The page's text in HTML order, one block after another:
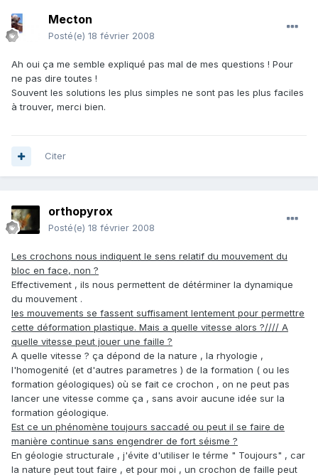
Mecton
Posté(e) 18 février 2008
Ah oui ça me semble expliqué pas mal de mes questions ! Pour
ne pas dire toutes !
Souvent les solutions les plus simples ne sont pas les plus faciles
à trouver, merci bien.
Citer
orthopyrox
Posté(e) 18 février 2008
Les crochons nous indiquent le sens relatif du mouvement du
bloc en face, non ?
Effectivement , ils nous permettent de détérminer la dynamique
du mouvement .
les mouvements se fassent suffisament lentement pour permettre
cette déformation plastique. Mais a quelle vitesse alors ?//// A
quelle vitesse peut jouer une faille ?
A quelle vitesse ? ça dépond de la nature , la rhyologie ,
l'homogenité (et d'autres parametres ) de la formation ( ou les
formation géologiques) où se fait ce crochon , on ne peut pas
lancer une vitesse comme ça , sans avoir aucune idée sur la
formation géologique.
Est ce un phénomène toujours saccadé ou peut il se faire de
manière continue sans engendrer de fort séisme ?
En géologie structurale , j'évite d'utiliser le térme " Toujours" , car
la nature peut tout faire , et pour moi , un crochon de faille peut